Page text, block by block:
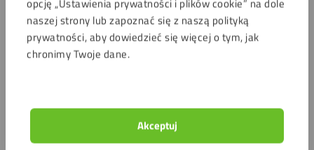
opcję „Ustawienia prywatności i plików cookie” na dole
naszej strony lub zapoznać się z naszą polityką
prywatności, aby dowiedzieć się więcej o tym, jak
chronimy Twoje dane.
Akceptuj